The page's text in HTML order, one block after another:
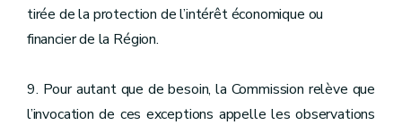
tirée de la protection de l’intérêt économique ou
financier de la Région.
9. Pour autant que de besoin, la Commission relève que
l’invocation de ces exceptions appelle les observations